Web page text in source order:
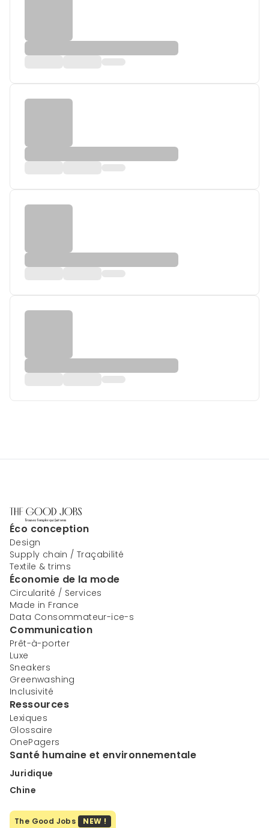
Éco conception
Design
Supply chain / Traçabilité
Textile & trims
Économie de la mode
Circularité / Services
Made in France
Data Consommateur-ice-s
Communication
Prêt-à-porter
Luxe
Sneakers
Greenwashing
Inclusivité
Ressources
Lexiques
Glossaire
OnePagers
Santé humaine et environnementale
Juridique
Chine
The Good Jobs NEW !